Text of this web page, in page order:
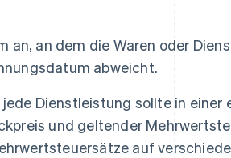
an, an dem die Waren oder
abweicht.
Dienstleistung sollte in einer
und geltender
auf